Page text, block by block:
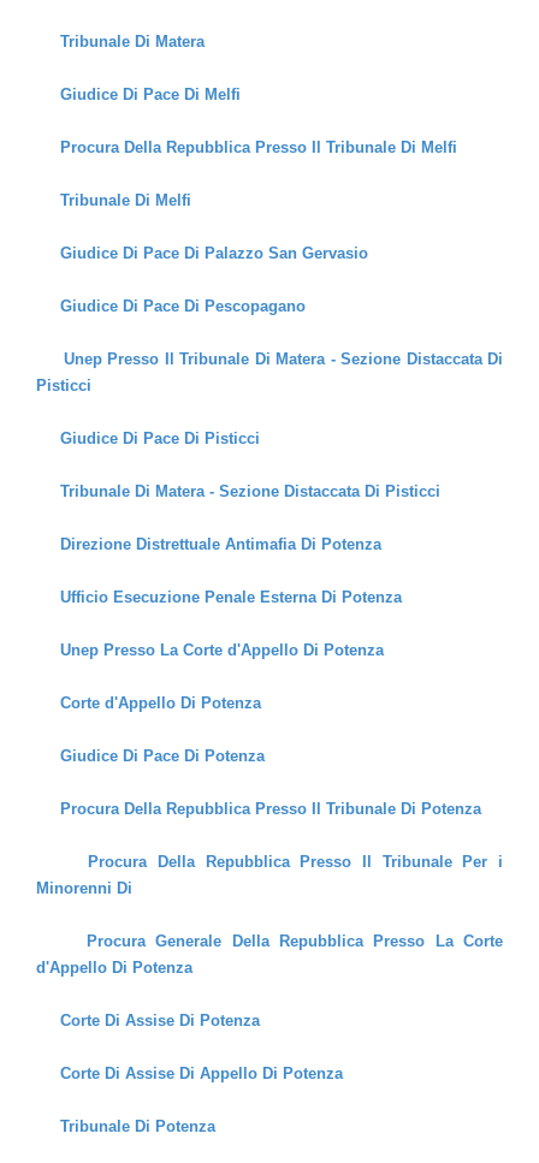
Tribunale Di Matera
Giudice Di Pace Di Melfi
Procura Della Repubblica Presso Il Tribunale Di Melfi
Tribunale Di Melfi
Giudice Di Pace Di Palazzo San Gervasio
Giudice Di Pace Di Pescopagano
Unep Presso Il Tribunale Di Matera - Sezione Distaccata Di
Pisticci
Giudice Di Pace Di Pisticci
Tribunale Di Matera - Sezione Distaccata Di Pisticci
Direzione Distrettuale Antimafia Di Potenza
Ufficio Esecuzione Penale Esterna Di Potenza
Unep Presso La Corte d'Appello Di Potenza
Corte d'Appello Di Potenza
Giudice Di Pace Di Potenza
Procura Della Repubblica Presso Il Tribunale Di Potenza
Procura Della Repubblica Presso Il Tribunale Per i
Minorenni Di
Procura Generale Della Repubblica Presso La Corte
d'Appello Di Potenza
Corte Di Assise Di Potenza
Corte Di Assise Di Appello Di Potenza
Tribunale Di Potenza